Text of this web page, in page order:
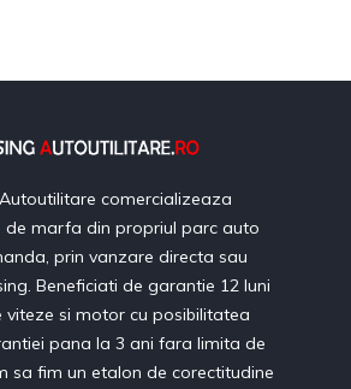
comercializeaza
de marfa din propriul parc auto
prin vanzare directa sau
Beneficiati de garantie 12 luni
viteze si motor cu posibilitatea
pana la 3 ani fara limita de
sa fim un etalon de corectitudine